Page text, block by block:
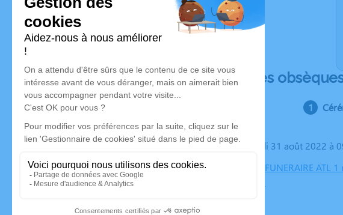
Déroulé des
Le mercredi 31 août 2022 à
CHAMBRE FUNERAIRE ATL